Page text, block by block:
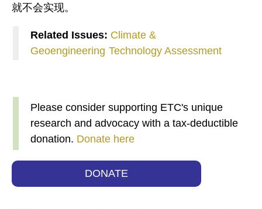
就不会实现。
Related Issues: Climate &
Geoengineering Technology Assessment
Please consider supporting ETC's unique
research and advocacy with a tax-deductible
donation. Donate here
DONATE